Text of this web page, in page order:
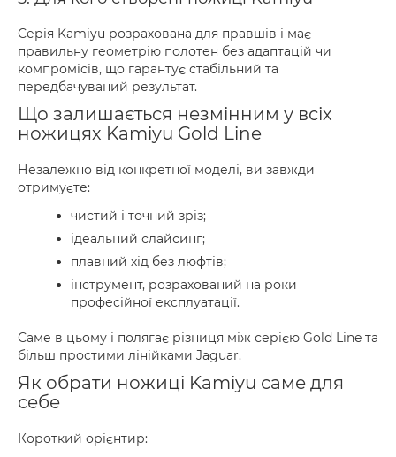
Серія Kamiyu розрахована для правшів і має
правильну геометрію полотен без адаптацій чи
компромісів, що гарантує стабільний та
передбачуваний результат.
Що залишається незмінним у всіх
ножицях Kamiyu Gold Line
Незалежно від конкретної моделі, ви завжди
отримуєте:
чистий і точний зріз;
ідеальний слайсинг;
плавний хід без люфтів;
інструмент, розрахований на роки
професійної експлуатації.
Саме в цьому і полягає різниця між серією Gold Line та
більш простими лінійками Jaguar.
Як обрати ножиці Kamiyu саме для
себе
Короткий орієнтир: